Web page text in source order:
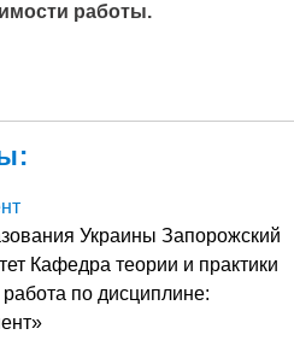
работы.
Украины Запорожский
Кафедра теории и практики
по дисциплине: